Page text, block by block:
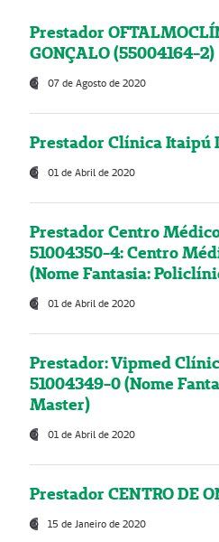
Prestador
GONÇALO (55004164-2)
07 de Agosto de 2020
Prestador Clínica Itaipú
01 de Abril de 2020
Prestador Centro
51004350-4: Centro
(Nome Fantasia:
01 de Abril de 2020
Prestador: Vipmed
51004349-0 (Nome
Master)
01 de Abril de 2020
Prestador CENTRO DE
15 de Janeiro de 2020